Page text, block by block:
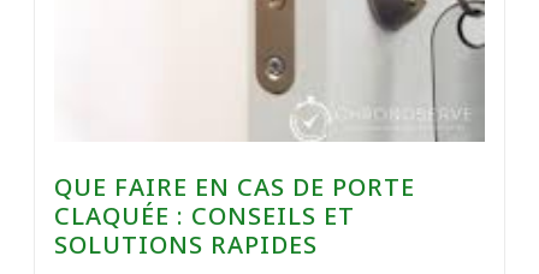
QUE FAIRE EN CAS DE PORTE
CLAQUÉE : CONSEILS ET
SOLUTIONS RAPIDES